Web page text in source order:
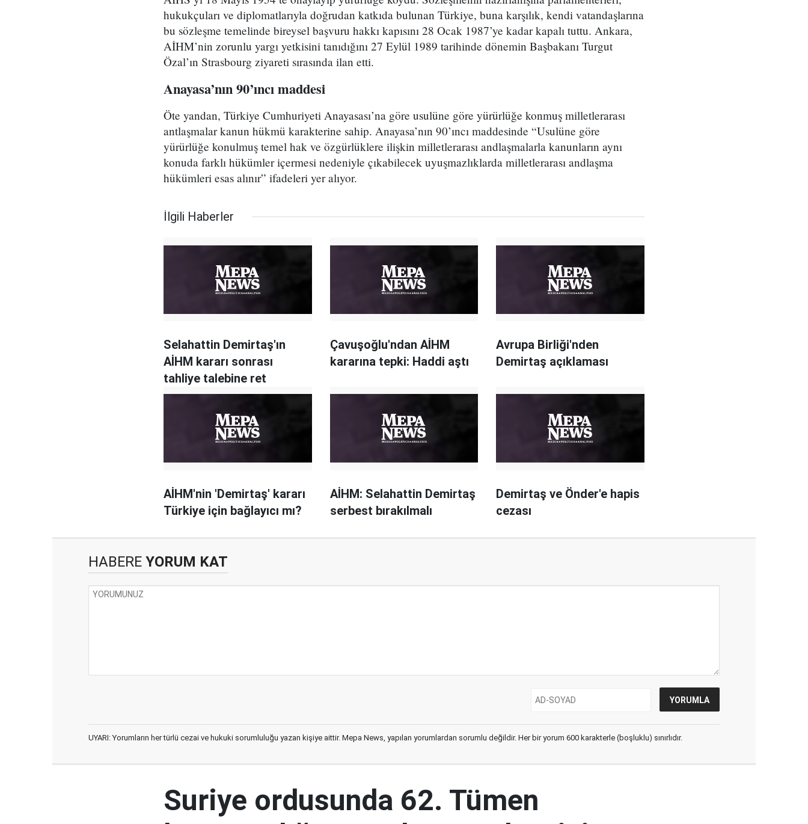
hukukçuları ve diplomatlarıyla doğrudan katkıda bulunan Türkiye, buna karşılık, kendi vatandaşlarına
bu sözleşme temelinde bireysel başvuru hakkı kapısını 28 Ocak 1987’ye kadar kapalı tuttu. Ankara,
AİHM’nin zorunlu yargı yetkisini tanıdığını 27 Eylül 1989 tarihinde dönemin Başbakanı Turgut
Özal’ın Strasbourg ziyareti sırasında ilan etti.
Anayasa’nın 90’ıncı maddesi
Öte yandan, Türkiye Cumhuriyeti Anayasası’na göre usulüne göre yürürlüğe konmuş milletlerarası
antlaşmalar kanun hükmü karakterine sahip. Anayasa’nın 90’ıncı maddesinde “Usulüne göre
yürürlüğe konulmuş temel hak ve özgürlüklere ilişkin milletlerarası andlaşmalarla kanunların aynı
konuda farklı hükümler içermesi nedeniyle çıkabilecek uyuşmazlıklarda milletlerarası andlaşma
hükümleri esas alınır” ifadeleri yer alıyor.
İlgili Haberler
Selahattin Demirtaş'ın
AİHM kararı sonrası
tahliye talebine ret
Çavuşoğlu'ndan AİHM
kararına tepki: Haddi aştı
Avrupa Birliği'nden
Demirtaş açıklaması
AİHM'nin 'Demirtaş' kararı
Türkiye için bağlayıcı mı?
AİHM: Selahattin Demirtaş
serbest bırakılmalı
Demirtaş ve Önder'e hapis
cezası
HABERE YORUM KAT
UYARI: Yorumların her türlü cezai ve hukuki sorumluluğu yazan kişiye aittir. Mepa News, yapılan yorumlardan sorumlu değildir. Her bir yorum 600 karakterle (boşluklu) sınırlıdır.
Suriye ordusunda 62. Tümen